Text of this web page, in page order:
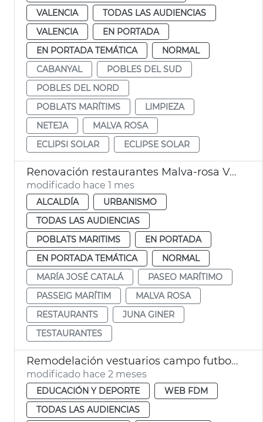
VALENCIA
TODAS LAS AUDIENCIAS
VALENCIA
EN PORTADA
EN PORTADA TEMÁTICA
NORMAL
CABANYAL
POBLES DEL SUD
POBLES DEL NORD
POBLATS MARÍTIMS
LIMPIEZA
NETEJA
MALVA ROSA
ECLIPSI SOLAR
ECLIPSE SOLAR
Renovación restaurantes Malva-rosa València
modificado hace 1 mes
ALCALDÍA
URBANISMO
TODAS LAS AUDIENCIAS
POBLATS MARITIMS
EN PORTADA
EN PORTADA TEMÁTICA
NORMAL
MARÍA JOSÉ CATALÁ
PASEO MARÍTIMO
PASSEIG MARÍTIM
MALVA ROSA
RESTAURANTS
JUNA GINER
TESTAURANTES
Remodelación vestuarios campo futbol la Malva-rosa València
modificado hace 2 meses
EDUCACIÓN Y DEPORTE
WEB FDM
TODAS LAS AUDIENCIAS